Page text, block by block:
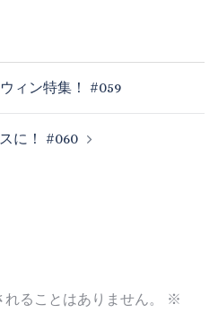
ィン特集！ #059
に！ #060
ることはありません。
※